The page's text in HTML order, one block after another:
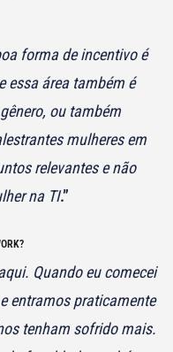
forma de incentivo é
essa área também é
ou também
mulheres em
relevantes e não
na TI.”
Quando eu comecei
entramos praticamente
tenham sofrido mais.